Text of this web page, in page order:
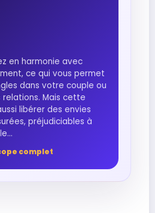
en harmonie avec
ce qui vous permet
dans votre couple ou
Mais cette
libérer des envies
préjudiciables à
complet